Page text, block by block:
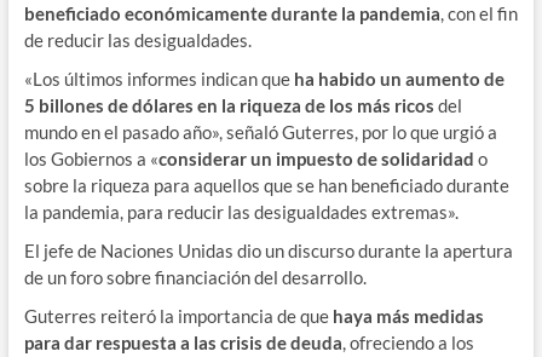
beneficiado económicamente durante la pandemia, con el fin
de reducir las desigualdades.
«Los últimos informes indican que ha habido un aumento de
5 billones de dólares en la riqueza de los más ricos del
mundo en el pasado año», señaló Guterres, por lo que urgió a
los Gobiernos a «considerar un impuesto de solidaridad o
sobre la riqueza para aquellos que se han beneficiado durante
la pandemia, para reducir las desigualdades extremas».
El jefe de Naciones Unidas dio un discurso durante la apertura
de un foro sobre financiación del desarrollo.
Guterres reiteró la importancia de que haya más medidas
para dar respuesta a las crisis de deuda, ofreciendo a los